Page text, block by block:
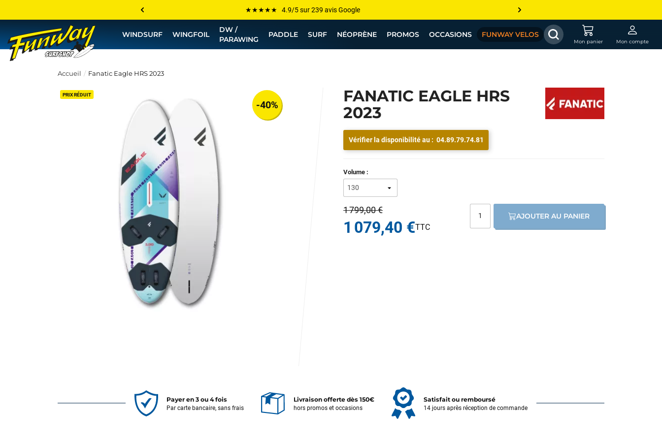
Les plus grandes marques sont chez Funway
Jusqu’à -75% de remise sur le windsurf, wingfoil, etc...
💰 Meilleur prix garanti — Moins cher ailleurs ? On s’aligne !
WINDSURF WINGFOIL
DW /
PARAWING
PADDLE SURF NÉOPRÈNE PROMOS OCCASIONS FUNWAY VELOS
Mon panier Mon compte
Accueil Fanatic Eagle HRS 2023
FANATIC EAGLE HRS
2023
PRIX RÉDUIT
-40%
Vérifier la disponibilité au : 04.89.79.74.81
Volume :
1 799,00 €
1 079,40 €
AJOUTER AU PANIER
Payer en 3 ou 4 fois
Par carte bancaire, sans frais
Livraison offerte dès 150€
hors promos et occasions
Satisfait ou remboursé
14 jours après réception de commande